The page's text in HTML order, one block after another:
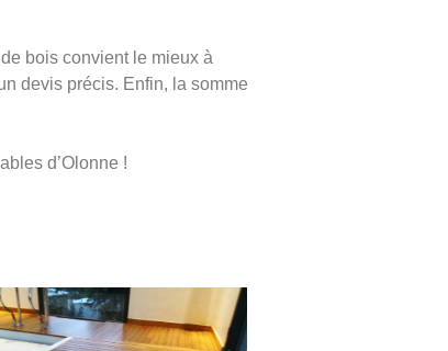
bois convient le mieux à
devis précis. Enfin, la somme
d’Olonne !